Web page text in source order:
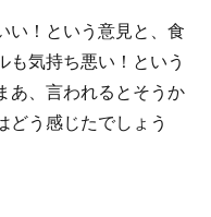
い！という意見と、食
も気持ち悪い！という
あ、言われるとそうか
どう感じたでしょう